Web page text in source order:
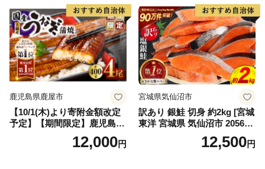
鹿児島県鹿屋市
【10/1(木)より寄附金額改定
予定】【期間限定】鹿児島県
大隅産うなぎ蒲焼4尾（400
g） KN007-02312,000円
宮城県気仙沼市
訳あり 銀鮭 切身 約2kg [宮城
東洋 宮城県 気仙沼市 205649
91] 鮭 魚介類 海鮮 訳アリ 規
格外 不揃い さけ サケ 鮭切身
12,500円